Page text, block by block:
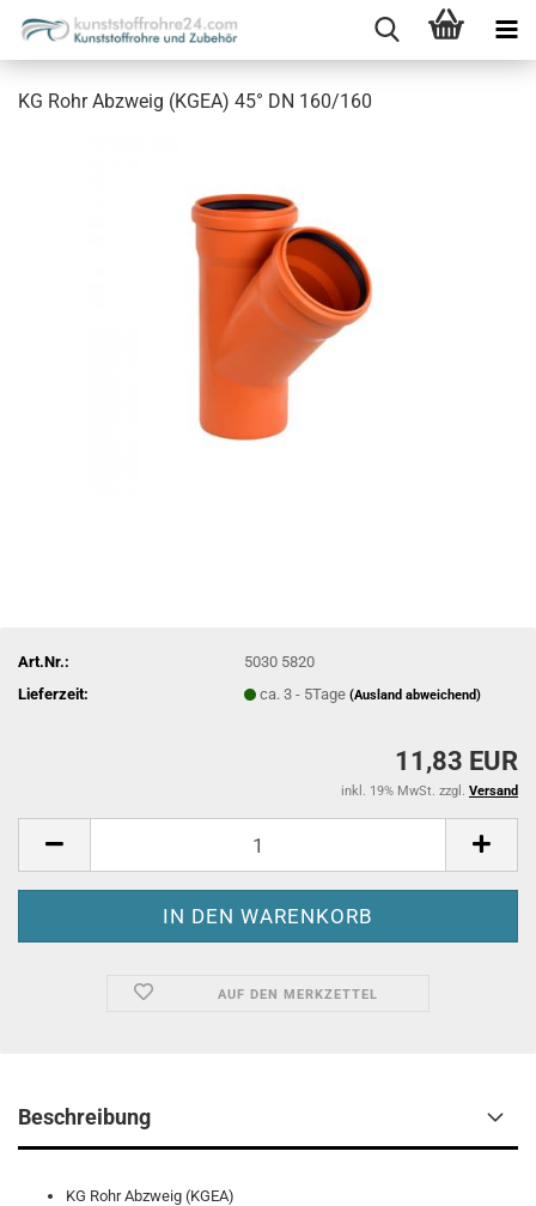
KG Rohr Abzweig (KGEA) 45° DN 160/160
Art.Nr.:
5030 5820
Lieferzeit:
ca. 3 - 5Tage(Ausland abweichend)
11,83 EUR
inkl. 19% MwSt. zzgl. Versand
AUF DEN MERKZETTEL
Beschreibung
KG Rohr Abzweig (KGEA)